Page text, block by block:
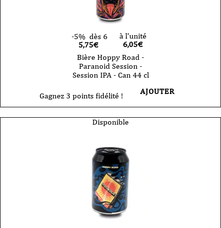
-5% dès 6
5,75€
à l'unité
6,05€
Bière Hoppy Road -
Paranoid Session -
Session IPA - Can 44 cl
Gagnez 3 points fidélité ! AJOUTER
Disponible